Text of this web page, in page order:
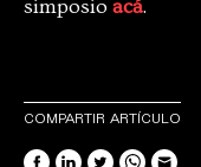
simposio acá.
COMPARTIR ARTÍCULO